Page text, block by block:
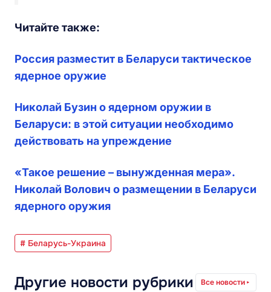
Читайте также:
Россия разместит в Беларуси тактическое
ядерное оружие
Николай Бузин о ядерном оружии в
Беларуси: в этой ситуации необходимо
действовать на упреждение
«Такое решение – вынужденная мера».
Николай Волович о размещении в Беларуси
ядерного оружия
# Беларусь-Украина
Другие новости рубрики Все новости